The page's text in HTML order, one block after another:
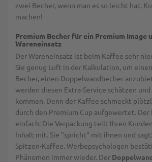
zwei Becher, wenn man es so leicht hat,
machen!
Premium Becher für ein Premium Image
Wareneinsatz
Der Wareneinsatz ist beim Kaffee sehr
Sie genug Luft in der Kalkulation, um
Becher, einen Doppelwandbecher
werden diesen Extra-Service schätzen
kommen. Denn der Kaffee schmeckt
durch den Premium Cup aufgewertet.
einfach: Die Verpackung teilt Ihren
Inhalt mit. Sie "spricht" mit ihnen und
Spitzen-Kaffee. Werbepsychologen
Phänomen immer wieder. Der